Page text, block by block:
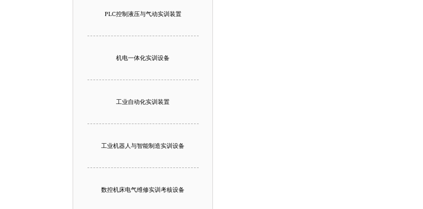
PLC控制液压与气动实训装置
机电一体化实训设备
工业自动化实训装置
工业机器人与智能制造实训设备
数控机床电气维修实训考核设备